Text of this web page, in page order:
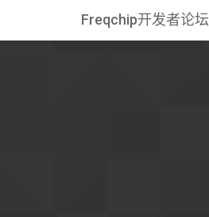
Freqchip开发者论坛